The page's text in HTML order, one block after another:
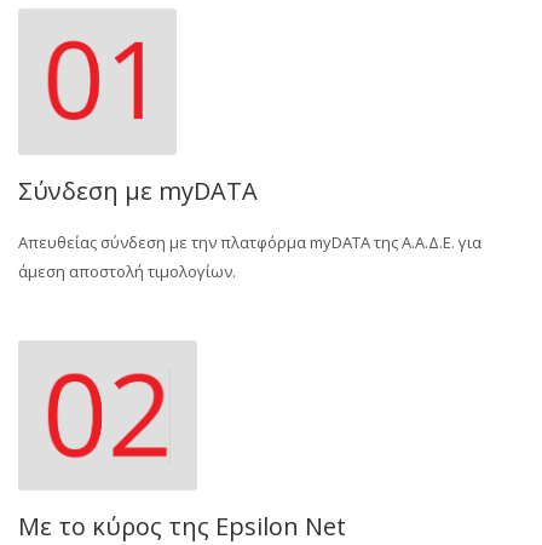
Σύνδεση με myDATA
Απευθείας σύνδεση με την πλατφόρμα myDATA της Α.Α.Δ.Ε. για
άμεση αποστολή τιμολογίων.
Με το κύρος της Epsilon Net